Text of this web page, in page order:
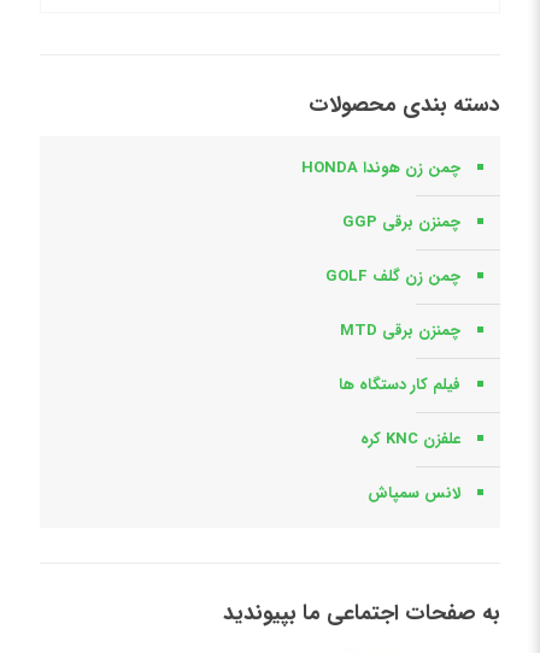
دسته بندی محصولات
چمن زن هوندا HONDA
چمنزن برقی GGP
چمن زن گلف GOLF
چمنزن برقی MTD
فیلم کار دستگاه ها
علفزن KNC کره
لانس سمپاش
به صفحات اجتماعی ما بپیوندید